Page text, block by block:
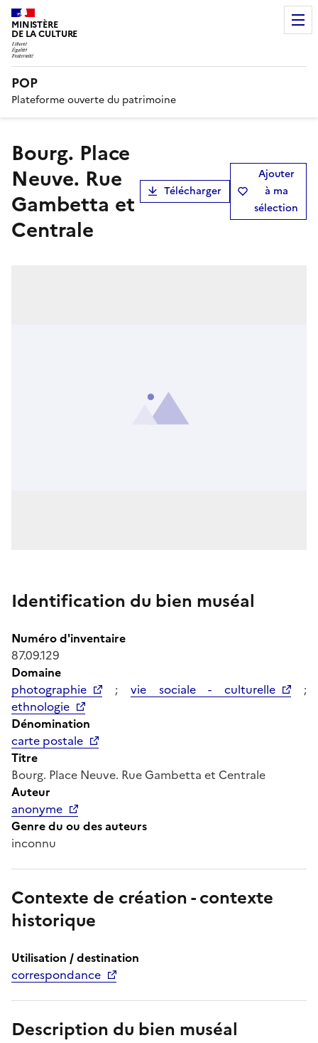
MINISTÈRE
DE LA CULTURE
POP
Plateforme ouverte du patrimoine
Bourg. Place
Neuve. Rue
Gambetta et
Centrale
Télécharger
Ajouter
à ma
sélection
Identification du bien muséal
Numéro d'inventaire
87.09.129
Domaine
photographie
; vie sociale - culturelle
;
ethnologie
Dénomination
carte postale
Titre
Bourg. Place Neuve. Rue Gambetta et Centrale
Auteur
anonyme
Genre du ou des auteurs
inconnu
Contexte de création - contexte
historique
Utilisation / destination
correspondance
Description du bien muséal